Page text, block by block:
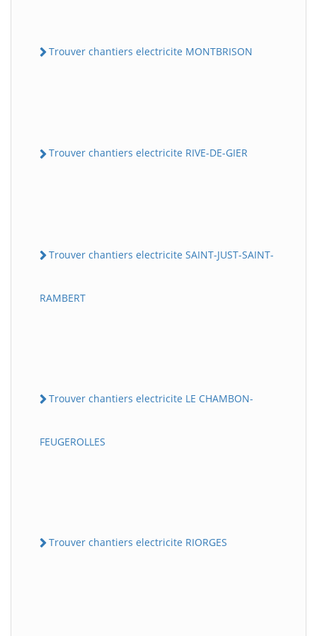
Trouver chantiers electricite MONTBRISON
Trouver chantiers electricite RIVE-DE-GIER
Trouver chantiers electricite SAINT-JUST-SAINT-
RAMBERT
Trouver chantiers electricite LE CHAMBON-
FEUGEROLLES
Trouver chantiers electricite RIORGES